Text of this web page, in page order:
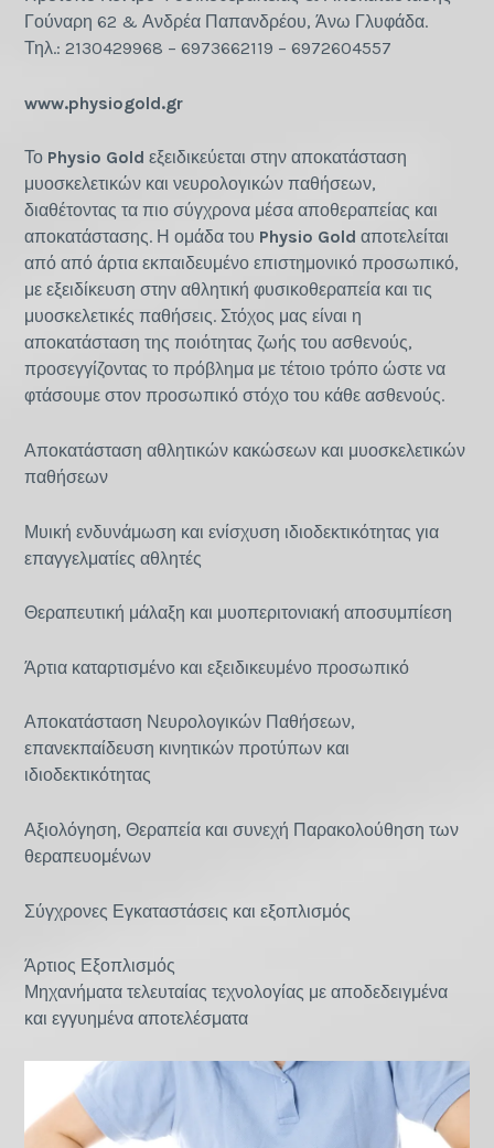
Γούναρη 62 & Ανδρέα Παπανδρέου, Άνω Γλυφάδα.
Τηλ.: 2130429968 – 6973662119 – 6972604557
www.physiogold.gr
Το Physio Gold εξειδικεύεται στην αποκατάσταση
μυοσκελετικών και νευρολογικών παθήσεων,
διαθέτοντας τα πιο σύγχρονα μέσα αποθεραπείας και
αποκατάστασης. Η ομάδα του Physio Gold αποτελείται
από από άρτια εκπαιδευμένο επιστημονικό προσωπικό,
με εξειδίκευση στην αθλητική φυσικοθεραπεία και τις
μυοσκελετικές παθήσεις. Στόχος μας είναι η
αποκατάσταση της ποιότητας ζωής του ασθενούς,
προσεγγίζοντας το πρόβλημα με τέτοιο τρόπο ώστε να
φτάσουμε στον προσωπικό στόχο του κάθε ασθενούς.
Αποκατάσταση αθλητικών κακώσεων και μυοσκελετικών
παθήσεων
Μυική ενδυνάμωση και ενίσχυση ιδιοδεκτικότητας για
επαγγελματίες αθλητές
Θεραπευτική μάλαξη και μυοπεριτονιακή αποσυμπίεση
Άρτια καταρτισμένο και εξειδικευμένο προσωπικό
Αποκατάσταση Νευρολογικών Παθήσεων,
επανεκπαίδευση κινητικών προτύπων και
ιδιοδεκτικότητας
Αξιολόγηση, Θεραπεία και συνεχή Παρακολούθηση των
θεραπευομένων
Σύγχρονες Εγκαταστάσεις και εξοπλισμός
Άρτιος Εξοπλισμός
Μηχανήματα τελευταίας τεχνολογίας με αποδεδειγμένα
και εγγυημένα αποτελέσματα